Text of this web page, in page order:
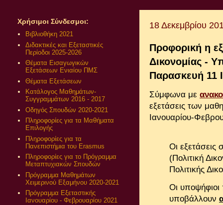
18 Δεκεμβρίου
Προφορική η
Δικονομίας -
Παρασκευή 11
Σύμφωνα με
εξετάσεις των
Ιανουαρίου-
Οι εξετάσεις
(Πολιτική
Πολιτικής
Οι
υποβάλλουν
Χρήσιμοι Σύνδεσμοι:
Βιβλιοθήκη 2021
Διδακτικές και Εξεταστικές
Περίοδοι 2025-2026
Θέματα Εισαγωγικών
Εξετάσεων Ενιαίου ΠΜΣ
Θέματα Εξετάσεων
Κατάλογος Μαθημάτων-
Συγγραμμάτων 2016 - 2017
Οδηγός Σπουδών 2020-2021
Πληροφορίες για τα Μαθήματα
Επιλογής
Πληροφορίες για τα
Πανεπιστήμια του Erasmus
Πληροφορίες για το Πρόγραμμα
Μεταπτυχιακών Σπουδών
Πρόγραμμα Μαθημάτων
Χειμερινού Εξαμήνου 2020-2021
Πρόγραμμα Εξεταστικής
Ιανουαρίου - Φεβρουαρίου 2021